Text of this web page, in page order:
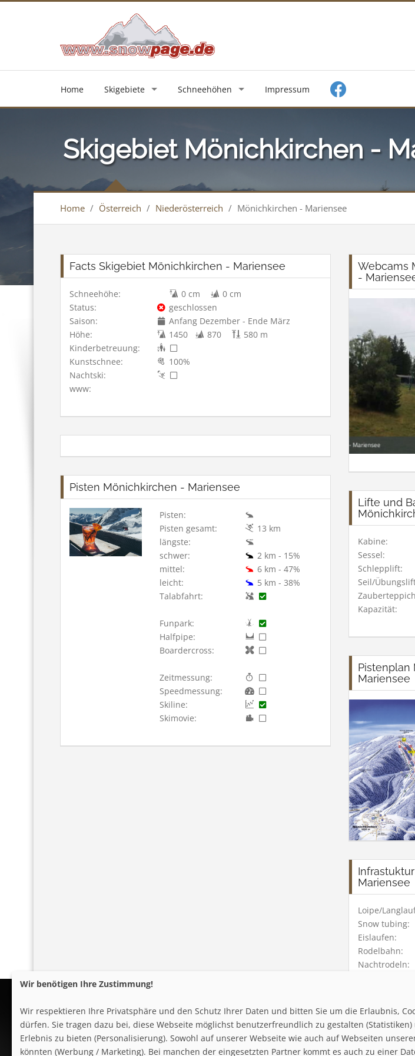
Home Skigebiete Schneehöhen Impressum
Skigebiet Mönichkirchen -
Home / Österreich / Niederösterreich / Mönichkirchen - Mariensee
Facts Skigebiet Mönichkirchen - Mariensee
Schneehöhe: 0 cm
0 cm
Status:
geschlossen
Saison:
Anfang Dezember - Ende März
Höhe:
1450 870
580 m
Kinderbetreuung:
Kunstschnee:
100%
Nachtski:
www:
Pisten Mönichkirchen - Mariensee
Pisten:
Pisten gesamt:
13 km
längste:
schwer:
2 km - 15%
mittel:
6 km - 47%
leicht:
5 km - 38%
Talabfahrt:
Funpark:
Halfpipe:
Boardercross:
Zeitmessung:
Speedmessung:
Skiline:
Skimovie:
Webcams
-
Lifte und
Kabine:
Sessel:
Schlepplift:
Seil/
Kapazität:
Pistenplan
Mariensee
Mariensee
Loipe/
Snow tubing:
Eislaufen:
Rodelbahn:
Nachtrodeln:
Home
Wir benötigen Ihre Zustimmung!
Wir respektieren Ihre Privatsphäre und den Schutz Ihrer Daten und bitten Sie um die Erlaubnis,
dürfen. Sie tragen dazu bei, diese Webseite möglichst benutzerfreundlich zu gestalten
Erlebnis zu bieten (Personalisierung). Sowohl auf unserer Webseite wie auch auf Webseiten
könnten (Werbung / Marketing). Bei manchen der eingesetzten Partner kommt es auch zu einer